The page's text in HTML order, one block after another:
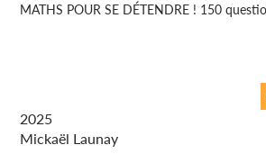
MATHS POUR SE DÉTENDRE ! 150
2025
Mickaël Launay